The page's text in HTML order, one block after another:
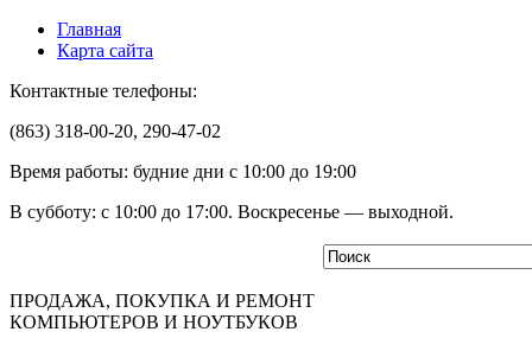
Главная
Карта сайта
Контактные телефоны:
(863) 318-00-20, 290-47-02
Время работы: будние дни с 10:00 до 19:00
В субботу: с 10:00 до 17:00. Воскресенье — выходной.
ПРОДАЖА, ПОКУПКА И РЕМОНТ
КОМПЬЮТЕРОВ И НОУТБУКОВ